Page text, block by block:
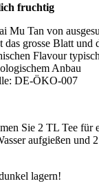
fruchtig
Mu Tan von
das grosse Blatt und
Flavour
Anbau
DE-ÖKO-007
Sie 2 TL Tee für
aufgießen und
lagern!